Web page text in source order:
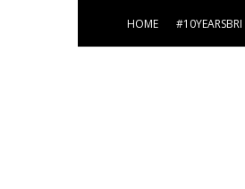
HOME #10YEARSBRI